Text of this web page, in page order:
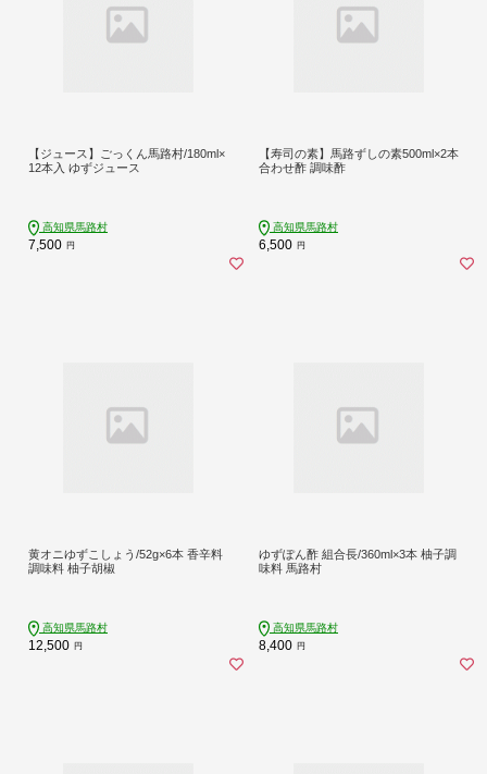
【ジュース】ごっくん馬路村/180ml×
12本入 ゆずジュース
高知県馬路村
7,500 円
【寿司の素】馬路ずしの素500ml×2本
合わせ酢 調味酢
高知県馬路村
6,500 円
黄オニゆずこしょう/52g×6本 香辛料
調味料 柚子胡椒
高知県馬路村
12,500 円
ゆずぽん酢 組合長/360ml×3本 柚子調
味料 馬路村
高知県馬路村
8,400 円